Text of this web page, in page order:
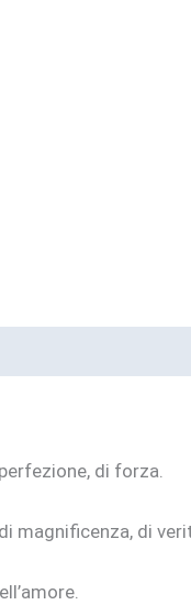
di forza.
magnificenza, di